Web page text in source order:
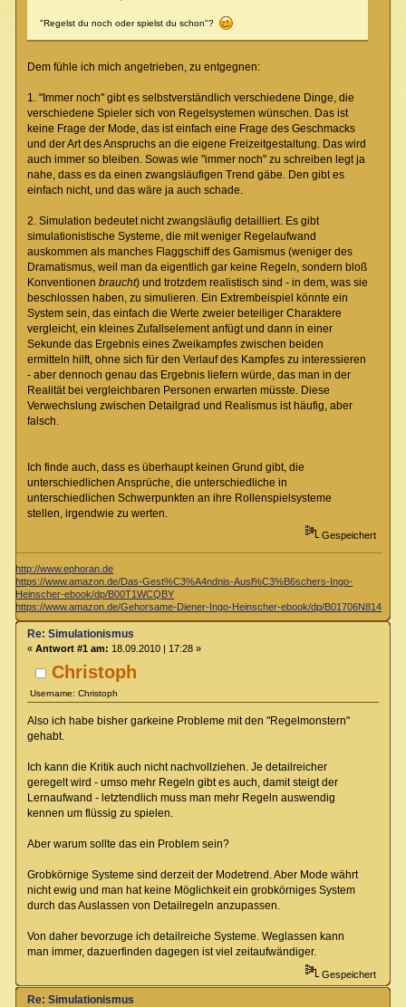
"Regelst du noch oder spielst du schon"?
Dem fühle ich mich angetrieben, zu entgegnen:
1. "Immer noch" gibt es selbstverständlich verschiedene Dinge, die
verschiedene Spieler sich von Regelsystemen wünschen. Das ist
keine Frage der Mode, das ist einfach eine Frage des Geschmacks
und der Art des Anspruchs an die eigene Freizeitgestaltung. Das wird
auch immer so bleiben. Sowas wie "immer noch" zu schreiben legt ja
nahe, dass es da einen zwangsläufigen Trend gäbe. Den gibt es
einfach nicht, und das wäre ja auch schade.
2. Simulation bedeutet nicht zwangsläufig detailliert. Es gibt
simulationistische Systeme, die mit weniger Regelaufwand
auskommen als manches Flaggschiff des Gamismus (weniger des
Dramatismus, weil man da eigentlich gar keine Regeln, sondern bloß
Konventionen braucht) und trotzdem realistisch sind - in dem, was sie
beschlossen haben, zu simulieren. Ein Extrembeispiel könnte ein
System sein, das einfach die Werte zweier beteiliger Charaktere
vergleicht, ein kleines Zufallselement anfügt und dann in einer
Sekunde das Ergebnis eines Zweikampfes zwischen beiden
ermitteln hilft, ohne sich für den Verlauf des Kampfes zu interessieren
- aber dennoch genau das Ergebnis liefern würde, das man in der
Realität bei vergleichbaren Personen erwarten müsste. Diese
Verwechslung zwischen Detailgrad und Realismus ist häufig, aber
falsch.
Ich finde auch, dass es überhaupt keinen Grund gibt, die
unterschiedlichen Ansprüche, die unterschiedliche in
unterschiedlichen Schwerpunkten an ihre Rollenspielsysteme
stellen, irgendwie zu werten.
Gespeichert
http://www.ephoran.de
https://www.amazon.de/Das-Gest%C3%A4ndnis-Ausl%C3%B6schers-Ingo-
Heinscher-ebook/dp/B00T1WCQBY
https://www.amazon.de/Gehorsame-Diener-Ingo-Heinscher-ebook/dp/B01706N814
Christoph
Username: Christoph
Re: Simulationismus
« Antwort #1 am: 18.09.2010 | 17:28 »
Also ich habe bisher garkeine Probleme mit den "Regelmonstern"
gehabt.
Ich kann die Kritik auch nicht nachvollziehen. Je detailreicher
geregelt wird - umso mehr Regeln gibt es auch, damit steigt der
Lernaufwand - letztendlich muss man mehr Regeln auswendig
kennen um flüssig zu spielen.
Aber warum sollte das ein Problem sein?
Grobkörnige Systeme sind derzeit der Modetrend. Aber Mode währt
nicht ewig und man hat keine Möglichkeit ein grobkörniges System
durch das Auslassen von Detailregeln anzupassen.
Von daher bevorzuge ich detailreiche Systeme. Weglassen kann
man immer, dazuerfinden dagegen ist viel zeitaufwändiger.
Gespeichert
Re: Simulationismus